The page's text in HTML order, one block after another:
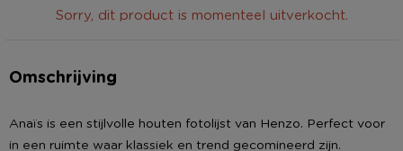
Sorry, dit product is momenteel uitverkocht.
Omschrijving
Anaïs is een stijlvolle houten fotolijst van Henzo. Perfect voor
in een ruimte waar klassiek en trend gecomineerd zijn.